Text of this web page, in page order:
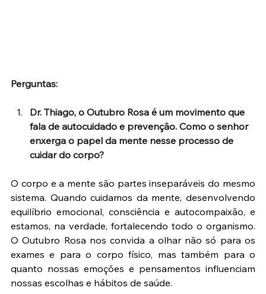
Perguntas:
Dr. Thiago, o Outubro Rosa é um movimento que
fala de autocuidado e prevenção. Como o senhor
enxerga o papel da mente nesse processo de
cuidar do corpo?
O corpo e a mente são partes inseparáveis do mesmo
sistema. Quando cuidamos da mente, desenvolvendo
equilíbrio emocional, consciência e autocompaixão, e
estamos, na verdade, fortalecendo todo o organismo.
O Outubro Rosa nos convida a olhar não só para os
exames e para o corpo físico, mas também para o
quanto nossas emoções e pensamentos influenciam
nossas escolhas e hábitos de saúde.